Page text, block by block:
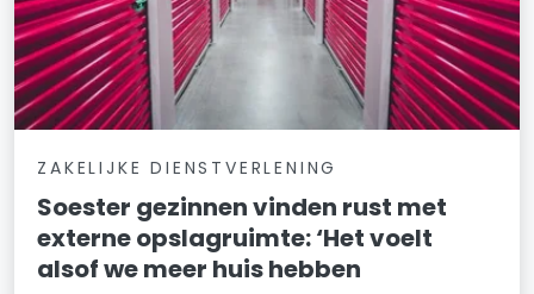
ZAKELIJKE DIENSTVERLENING
Soester gezinnen vinden rust met
externe opslagruimte: ‘Het voelt
alsof we meer huis hebben